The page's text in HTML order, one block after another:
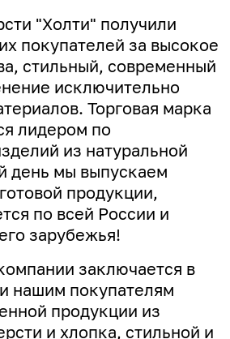
"Холти" получили
покупателей за высокое
стильный, современный
исключительно
Торговая марка
лидером по
из натуральной
день мы выпускаем
продукции,
по всей России и
зарубежья!
заключается в
нашим покупателям
продукции из
и хлопка, стильной и